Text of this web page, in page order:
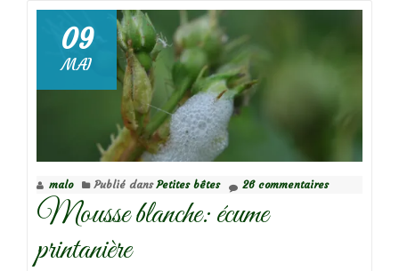
Macro
d’insectes
:
Drôles
de
bêtes!
(1)
09
MAI
malo Publié dansPetites bêtes 26 commentaires
Mousse blanche: écume
printanière